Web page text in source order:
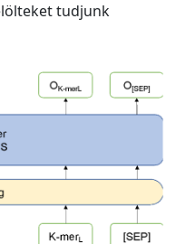
tudjunk